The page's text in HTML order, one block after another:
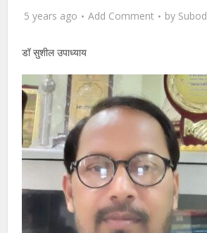
5 years ago Add Comment by
डॉ सुशील उपाध्याय